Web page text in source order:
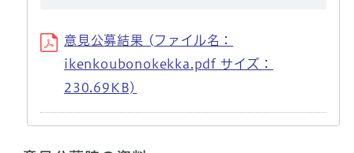
意見公募結果 (ファイル名：
ikenkoubonokekka.pdf サイズ：
230.69KB)